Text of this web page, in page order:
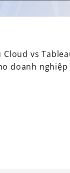
vs
doanh nghiệp